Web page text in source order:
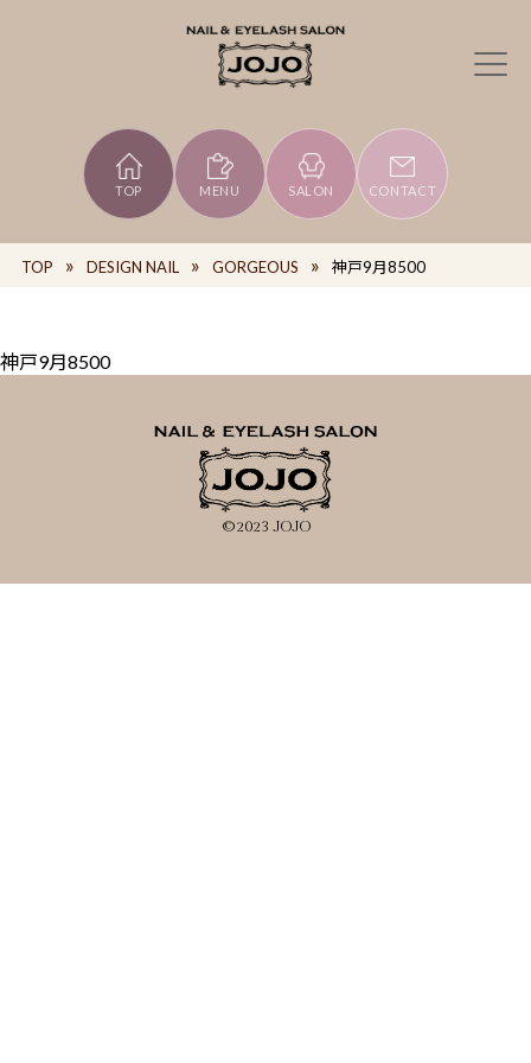
TOP MENU SALON CONTACT
TOP DESIGN NAIL GORGEOUS 神戸9月8500
神戸9月8500
©2023 JOJO